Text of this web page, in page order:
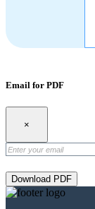
Email for PDF
×
Download PDF